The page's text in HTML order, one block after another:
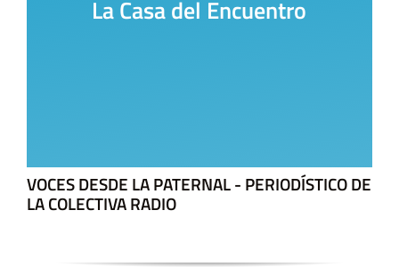
La Casa del Encuentro
VOCES DESDE LA PATERNAL - PERIODÍSTICO DE
LA COLECTIVA RADIO